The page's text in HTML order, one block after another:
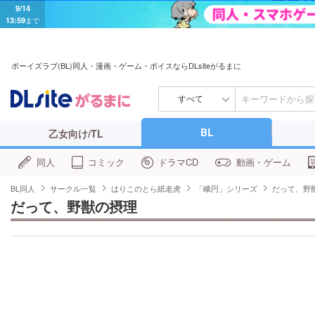
9/14
13:59まで
ボーイズラブ(BL)同人・漫画・ゲーム・ボイスならDLsiteがるまに
すべて
乙女向け/TL BL
同人 コミック ドラマCD 動画・ゲーム
BL同人 サークル一覧 はりこのとら紙老虎 「峨円」シリーズ だって、野
だって、野獣の摂理